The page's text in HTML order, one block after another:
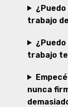
trabajo
trabajo
nunca